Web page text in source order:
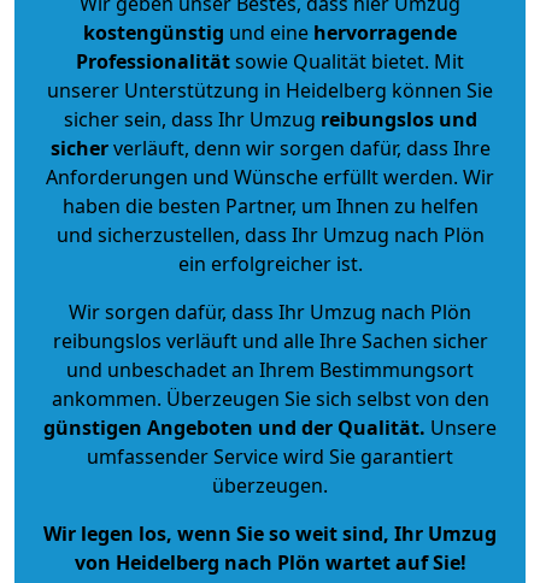
kostengünstig und eine hervorragende
Professionalitätsowie Qualität bietet. Mit
unserer Unterstützung in Heidelberg können Sie
sicher sein, dass Ihr Umzug reibungslos und
sicherverläuft, denn wir sorgen dafür, dass Ihre
Anforderungen und Wünsche erfüllt werden. Wir
haben die besten Partner, um Ihnen zu helfen
und sicherzustellen, dass Ihr Umzug nach Plön
ein erfolgreicher ist.
Wir sorgen dafür, dass Ihr Umzug nach Plön
reibungslos verläuft und alle Ihre Sachen sicher
und unbeschadet an Ihrem Bestimmungsort
ankommen. Überzeugen Sie sich selbst von den
günstigen Angeboten und der Qualität. Unsere
umfassender Service wird Sie garantiert
überzeugen.
Wir legen los, wenn Sie so weit sind, Ihr Umzug
von Heidelberg nach Plön wartet auf Sie!